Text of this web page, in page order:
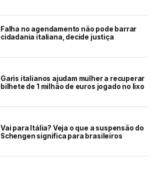
Falha no agendamento não pode barrar
cidadania italiana, decide justiça
Garis italianos ajudam mulher a recuperar
bilhete de 1 milhão de euros jogado no lixo
Vai para Itália? Veja o que a suspensão do
Schengen significa para brasileiros